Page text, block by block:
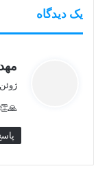
یک دیدگاه
ژوئن 13, 2023 در 10:10 ب.ظ